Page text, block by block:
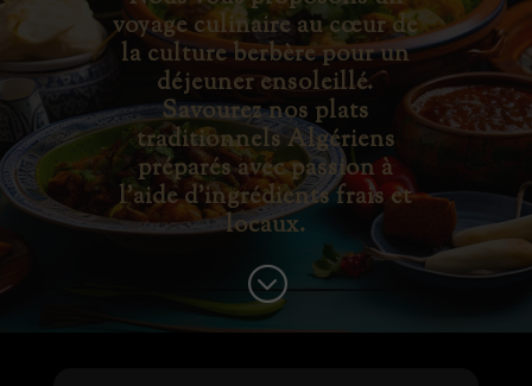
voyage culinaire au cœur de
la culture berbère pour un
déjeuner ensoleillé.
Savourez nos plats
traditionnels Algériens
préparés avec passion à
l’aide d’ingrédients frais et
locaux.
;